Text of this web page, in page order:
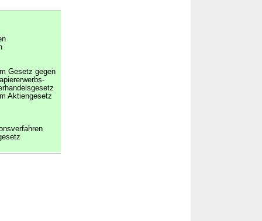
Gesetz gegen
Aktiengesetz